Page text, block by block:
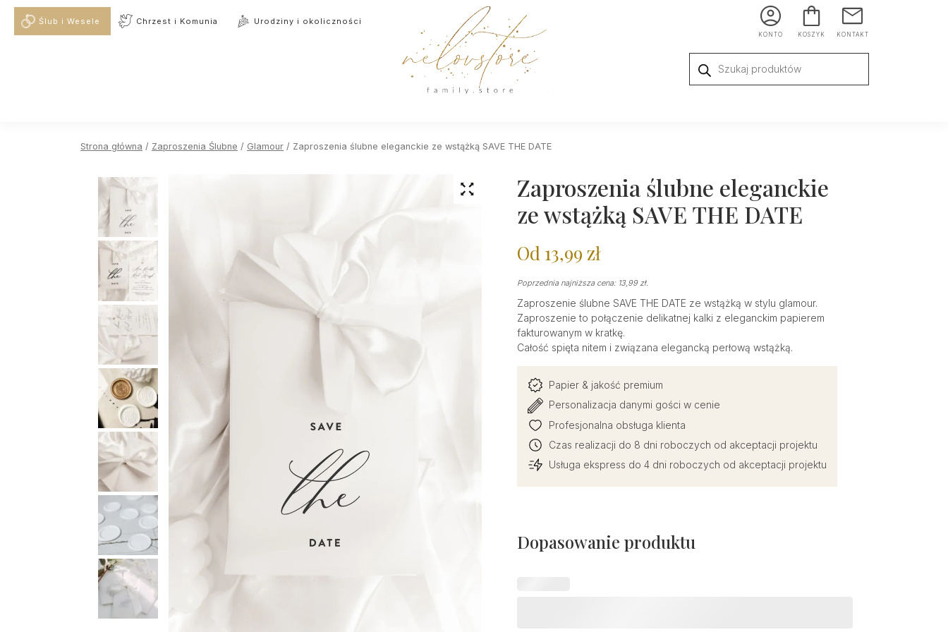
KONTO KOSZYK KONTAKT
produktów
Ślub i Wesele Chrzest i Komunia Urodziny i okoliczności
Strona główna / Zaproszenia Ślubne / Glamour / Zaproszenia ślubne eleganckie ze wstążką SAVE THE DATE
Zaproszenia ślubne eleganckie
ze wstążką SAVE THE DATE
Od 13,99 zł
Poprzednia najniższa cena: 13,99 zł.
Zaproszenie ślubne SAVE THE DATE ze wstążką w stylu glamour.
Zaproszenie to połączenie delikatnej kalki z eleganckim papierem
fakturowanym w kratkę.
Całość spięta nitem i związana elegancką perłową wstążką.
Papier & jakość premium
Personalizacja danymi gości w cenie
Profesjonalna obsługa klienta
Czas realizacji do 8 dni roboczych od akceptacji projektu
Usługa ekspress do 4 dni roboczych od akceptacji projektu
Dopasowanie produktu